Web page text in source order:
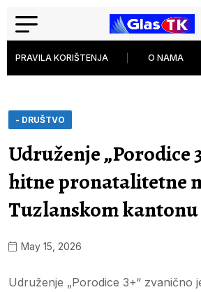
PRAVILA KORIŠTENJA O NAMA
- DRUŠTVO
Udruženje „Porodice
hitne pronatalitetne
Tuzlanskom kantonu
May 15, 2026
Udruženje „Porodice 3+“ zvanično